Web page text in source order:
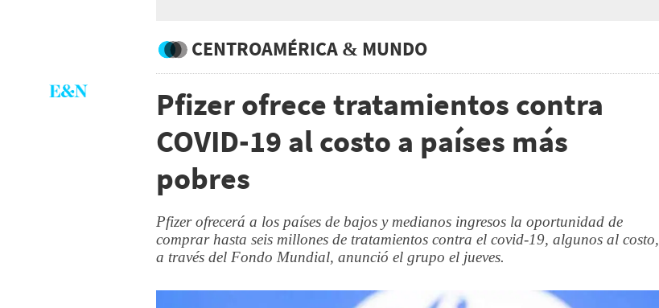
CENTROAMÉRICA & MUNDO
Pfizer ofrece tratamientos contra
COVID-19 al costo a países más
pobres
Pfizer ofrecerá a los países de bajos y medianos ingresos la oportunidad de
comprar hasta seis millones de tratamientos contra el covid-19, algunos al costo,
a través del Fondo Mundial, anunció el grupo el jueves.